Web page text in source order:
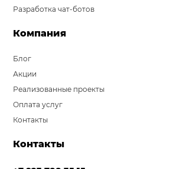
Разработка чат-ботов
Компания
Блог
Акции
Реализованные проекты
Оплата услуг
Контакты
Контакты